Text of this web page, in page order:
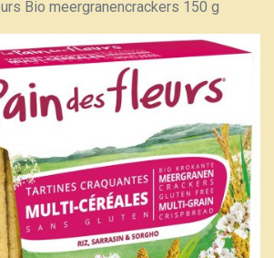
Bio meergranencrackers 150 g